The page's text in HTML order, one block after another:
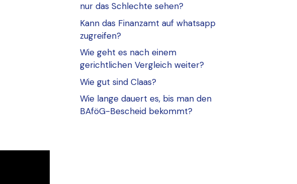
nur das Schlechte sehen?
Kann das Finanzamt auf whatsapp
zugreifen?
Wie geht es nach einem
gerichtlichen Vergleich weiter?
Wie gut sind Claas?
Wie lange dauert es, bis man den
BAföG-Bescheid bekommt?